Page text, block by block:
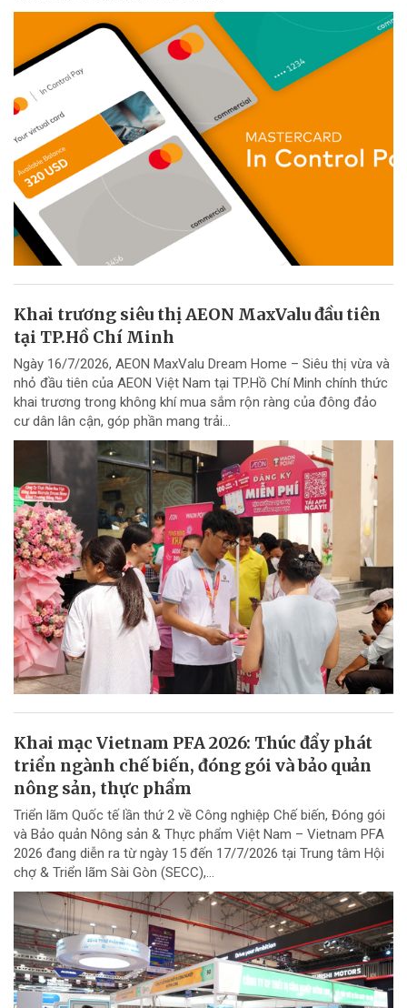
Khai trương siêu thị AEON MaxValu đầu tiên
tại TP.Hồ Chí Minh
Ngày 16/7/2026, AEON MaxValu Dream Home – Siêu thị vừa và
nhỏ đầu tiên của AEON Việt Nam tại TP.Hồ Chí Minh chính thức
khai trương trong không khí mua sắm rộn ràng của đông đảo
cư dân lân cận, góp phần mang trải...
Khai mạc Vietnam PFA 2026: Thúc đẩy phát
triển ngành chế biến, đóng gói và bảo quản
nông sản, thực phẩm
Triển lãm Quốc tế lần thứ 2 về Công nghiệp Chế biến, Đóng gói
và Bảo quản Nông sản & Thực phẩm Việt Nam – Vietnam PFA
2026 đang diễn ra từ ngày 15 đến 17/7/2026 tại Trung tâm Hội
chợ & Triển lãm Sài Gòn (SECC),...